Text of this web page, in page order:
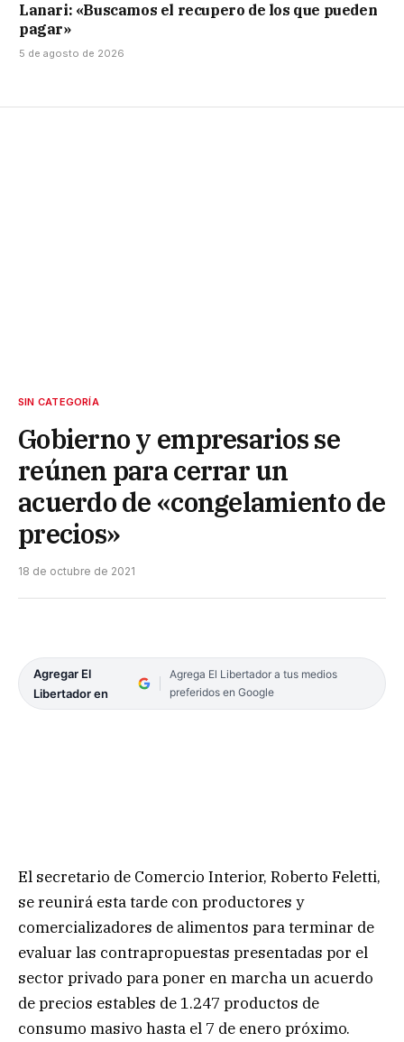
Lanari: «Buscamos el recupero de los que pueden
pagar»
5 de agosto de 2026
SIN CATEGORÍA
Gobierno y empresarios se
reúnen para cerrar un
acuerdo de «congelamiento de
precios»
18 de octubre de 2021
Agregar El
Libertador en
Agrega El Libertador a tus medios
preferidos en Google
El secretario de Comercio Interior, Roberto Feletti,
se reunirá esta tarde con productores y
comercializadores de alimentos para terminar de
evaluar las contrapropuestas presentadas por el
sector privado para poner en marcha un acuerdo
de precios estables de 1.247 productos de
consumo masivo hasta el 7 de enero próximo.